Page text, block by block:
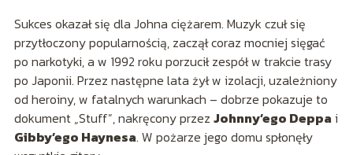
Sukces okazał się dla Johna ciężarem. Muzyk czuł się
przytłoczony popularnością, zaczął coraz mocniej sięgać
po narkotyki, a w 1992 roku porzucił zespół w trakcie trasy
po Japonii. Przez następne lata żył w izolacji, uzależniony
od heroiny, w fatalnych warunkach – dobrze pokazuje to
dokument „Stuff”, nakręcony przez Johnny’ego Deppa i
Gibby’ego Haynesa. W pożarze jego domu spłonęły